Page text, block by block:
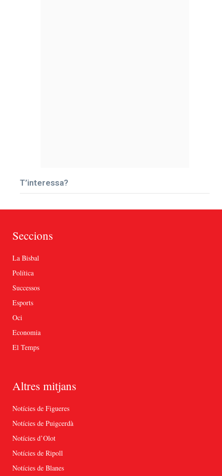
T’interessa?
Seccions
La Bisbal
Política
Successos
Esports
Oci
Economia
El Temps
Altres mitjans
Notícies de Figueres
Notícies de Puigcerdà
Notícies d’Olot
Notícies de Ripoll
Notícies de Blanes